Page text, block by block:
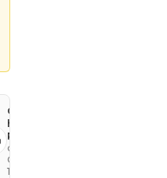
Calitate
hotelieră
PREMIUM
certificare
OEKO-TEX
100